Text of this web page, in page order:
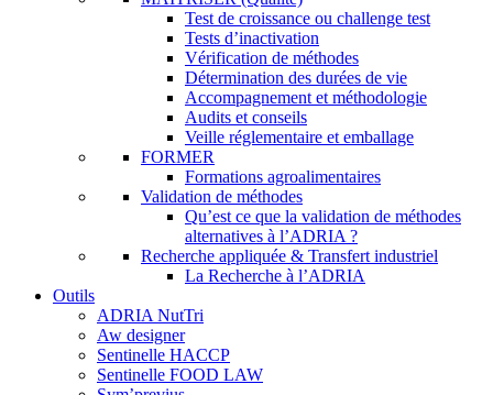
Test de croissance ou challenge test
Tests d’inactivation
Vérification de méthodes
Détermination des durées de vie
Accompagnement et méthodologie
Audits et conseils
Veille réglementaire et emballage
FORMER
Formations agroalimentaires
Validation de méthodes
Qu’est ce que la validation de méthodes
alternatives à l’ADRIA ?
Recherche appliquée & Transfert industriel
La Recherche à l’ADRIA
Outils
ADRIA NutTri
Aw designer
Sentinelle HACCP
Sentinelle FOOD LAW